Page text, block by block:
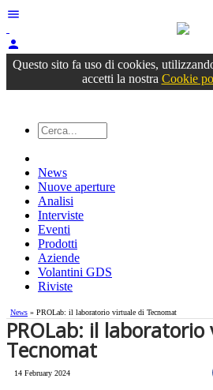
menu
person
Questo sito fa uso di cookies,
accetti la nostra Cookie
News
Nuove aperture
Analisi
Interviste
Eventi
Prodotti
Aziende
Volantini GDS
Riviste
News » PROLab: il laboratorio virtuale di Tecnomat
PROLab: il
Tecnomat
14 February 2024